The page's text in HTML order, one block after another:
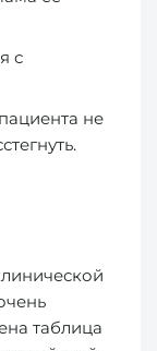
с
не
таблица